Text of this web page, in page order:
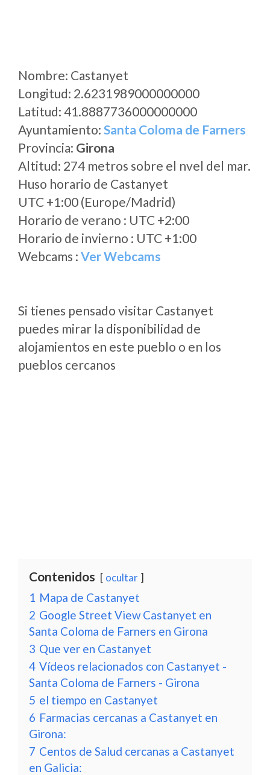
Nombre: Castanyet
Longitud: 2.6231989000000000
Latitud: 41.8887736000000000
Ayuntamiento: Santa Coloma de Farners
Provincia: Girona
Altitud: 274 metros sobre el nvel del mar.
Huso horario de Castanyet
UTC +1:00 (Europe/Madrid)
Horario de verano : UTC +2:00
Horario de invierno : UTC +1:00
Webcams : Ver Webcams
Si tienes pensado visitar Castanyet
puedes mirar la disponibilidad de
alojamientos en este pueblo o en los
pueblos cercanos
Contenidos ocultar
1 Mapa de Castanyet
2 Google Street View Castanyet en
Santa Coloma de Farners en Girona
3 Que ver en Castanyet
4 Vídeos relacionados con Castanyet -
Santa Coloma de Farners - Girona
5 el tiempo en Castanyet
6 Farmacias cercanas a Castanyet en
Girona:
7 Centos de Salud cercanas a Castanyet
en Galicia: